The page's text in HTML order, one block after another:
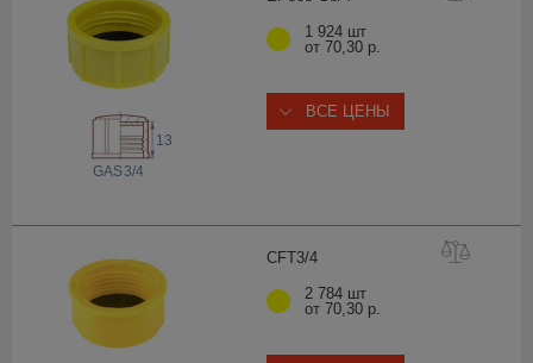
13
GAS 3/4
1 924 шт
от 70,30 р.
ВСЕ ЦЕНЫ
CFT3/4
2 784 шт
от 70,30 р.